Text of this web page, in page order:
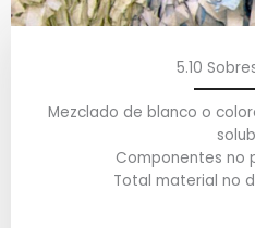
5.10
Mezclado de blanco o
Componentes no
Total material no